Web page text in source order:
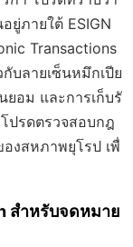
ยู่ภายใต้ ESIGN
Transactions
บลายเซ็นหมึกเปีย
ยอม และการเก็บรั
ปรดตรวจสอบกฎ
งสหภาพยุโรป เพื่
สำหรับจดหมาย